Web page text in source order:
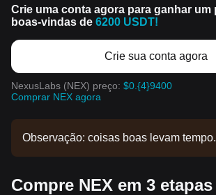
Crie uma conta agora para ganhar um
boas-vindas de 6200 USDT!
Crie sua conta agora
NexusLabs (NEX) preço: $0.{4}9400
Comprar NEX agora
Observação: coisas boas levam
Quando estiver disponível na Bitget,
Compre NEX em 3